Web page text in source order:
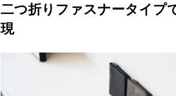
二つ折りファスナータイプ
現